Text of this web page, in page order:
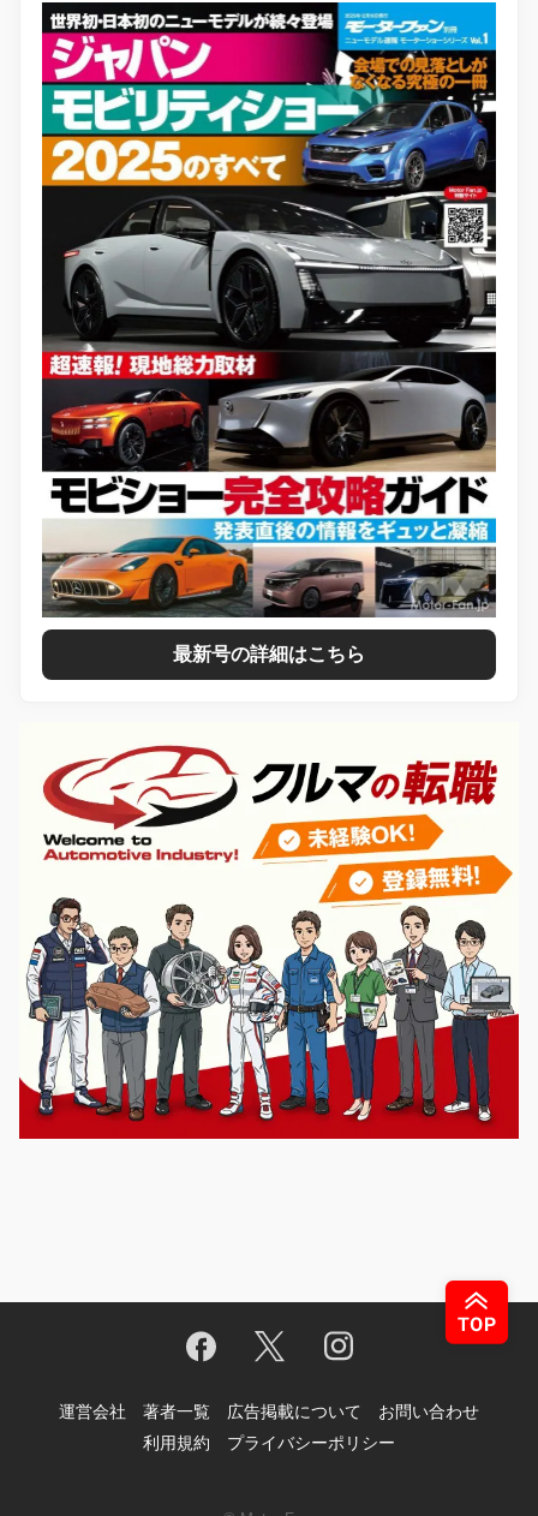
最新号の詳細はこちら
運営会社 著者一覧 広告掲載について
お問い合わせ
利用規約
プライバシーポリシー